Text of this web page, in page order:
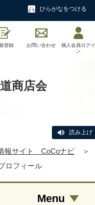
ひらがなをつける
登録 お問い合わせ
個人会員ログイ
ン
商店会
読み上げ
報サイト CoCoナビ ＞
ロフィール
Menu